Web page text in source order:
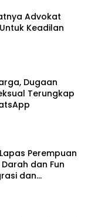
Advokat
Keadilan
Dugaan
Terungkap
Perempuan
dan Fun
dan